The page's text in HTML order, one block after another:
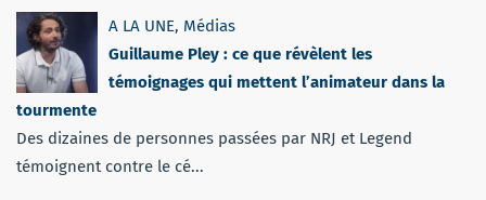
A LA UNE, Médias
Guillaume Pley : ce que révèlent les
témoignages qui mettent l’animateur dans la
tourmente
Des dizaines de personnes passées par NRJ et Legend
témoignent contre le cé...